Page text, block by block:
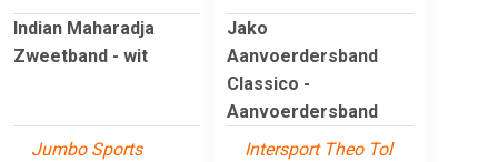
Indian Maharadja
Zweetband - wit
Jumbo Sports
Jako
Aanvoerdersband
Classico -
Aanvoerdersband
Intersport Theo Tol